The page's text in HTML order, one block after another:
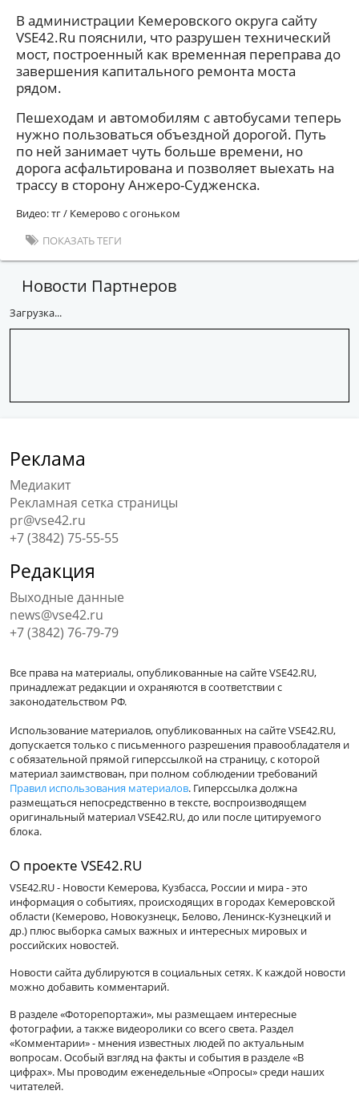
В администрации Кемеровского округа сайту
VSE42.Ru пояснили, что разрушен технический
мост, построенный как временная переправа до
завершения капитального ремонта моста
рядом.
Пешеходам и автомобилям с автобусами теперь
нужно пользоваться объездной дорогой. Путь
по ней занимает чуть больше времени, но
дорога асфальтирована и позволяет выехать на
трассу в сторону Анжеро-Судженска.
Видео: тг / Кемерово с огоньком
ПОКАЗАТЬ ТЕГИ
Новости Партнеров
Загрузка...
Реклама
Медиакит
Рекламная сетка страницы
pr@vse42.ru
+7 (3842) 75-55-55
Редакция
Выходные данные
news@vse42.ru
+7 (3842) 76-79-79
Все права на материалы, опубликованные на сайте VSE42.RU,
принадлежат редакции и охраняются в соответствии с
законодательством РФ.
Использование материалов, опубликованных на сайте VSE42.RU,
допускается только с письменного разрешения правообладателя и
с обязательной прямой гиперссылкой на страницу, с которой
материал заимствован, при полном соблюдении требований
Правил использования материалов. Гиперссылка должна
размещаться непосредственно в тексте, воспроизводящем
оригинальный материал VSE42.RU, до или после цитируемого
блока.
О проекте VSE42.RU
VSE42.RU - Новости Кемерова, Кузбасса, России и мира - это
информация о событиях, происходящих в городах Кемеровской
области (Кемерово, Новокузнецк, Белово, Ленинск-Кузнецкий и
др.) плюс выборка самых важных и интересных мировых и
российских новостей.
Новости сайта дублируются в социальных сетях. К каждой новости
можно добавить комментарий.
В разделе «Фоторепортажи», мы размещаем интересные
фотографии, а также видеоролики со всего света. Раздел
«Комментарии» - мнения известных людей по актуальным
вопросам. Особый взгляд на факты и события в разделе «В
цифрах». Мы проводим еженедельные «Опросы» среди наших
читателей.